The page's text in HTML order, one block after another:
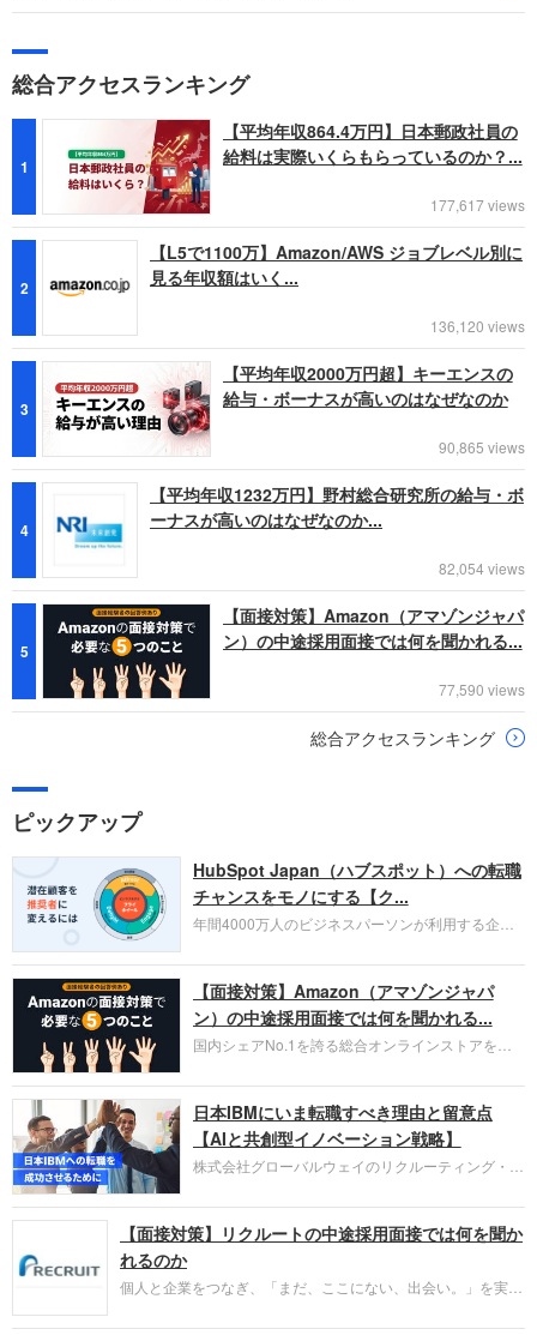
総合アクセスランキング
1
【平均年収864.4万円】日本郵政社員の
給料は実際いくらもらっているのか？...
177,617 views
2
【L5で1100万】Amazon/AWS ジョブレベル別に
見る年収額はいく...
136,120 views
3
【平均年収2000万円超】キーエンスの
給与・ボーナスが高いのはなぜなのか
90,865 views
4
【平均年収1232万円】野村総合研究所の給与・ボ
ーナスが高いのはなぜなのか...
82,054 views
5
【面接対策】Amazon（アマゾンジャパ
ン）の中途採用面接では何を聞かれる...
77,590 views
総合アクセスランキング
ピックアップ
HubSpot Japan（ハブスポット）への転職
チャンスをモノにする【ク...
年間4000万人のビジネスパーソンが利用する企業
お勧めするイチオシ企業をご紹介します。今回はク
ラウド型CRMプラットフォームを提供する
HubSpot Japan（ハブスポット・ジャパン）株式会
社です。採用面接対策の企業研究にご活用くださ
い。
【面接対策】Amazon（アマゾンジャパ
ン）の中途採用面接では何を聞かれる...
国内シェアNo.1を誇る総合オンラインストアを運
圧倒的な存在感を持つAmazon。中途採用面接では
過去の具体的な業務成果やリーダーシップの発揮、
失敗からの学びが重視され、人間性やカルチャーフ
ィットも評価対象となり、長期的に成長できる仲間
であるかを多角的に審査されます。
日本IBMにいま転職すべき理由と留意点
【AIと共創型イノベーション戦略】
株式会社グローバルウェイのリクルーティング・パ
パーソンが利用する企業口コミサイト「キャリコ
ネ」の転職エージェントがお勧めするイチオシ企業
IBMです。採用面接対策の企業研究にご活用くださ
い。
【面接対策】リクルートの中途採用面接では何を聞か
れるのか
個人と企業をつなぎ、「まだ、ここにない、出会い。」を実現